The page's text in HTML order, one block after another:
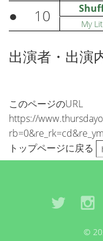
● 10 My
出演者・出演
このページのURL
https://
トップページに戻る
©